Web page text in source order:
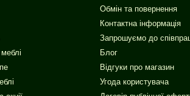
Обмін та повернення
Контактна інформація
Запрошуємо до
Блог
Відгуки про магазин
Угода користувача